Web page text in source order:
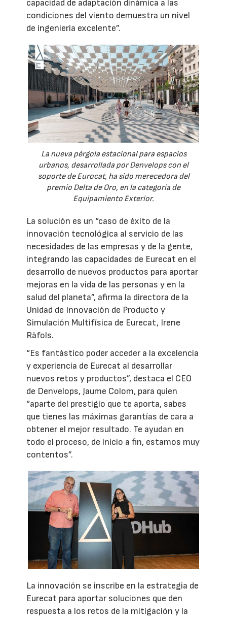
capacidad de adaptación dinámica a las
condiciones del viento demuestra un nivel
de ingeniería excelente”.
La nueva pérgola estacional para espacios
urbanos, desarrollada por Denvelops con el
soporte de Eurocat, ha sido merecedora del
premio Delta de Oro, en la categoría de
Equipamiento Exterior.
La solución es un “caso de éxito de la
innovación tecnológica al servicio de las
necesidades de las empresas y de la gente,
integrando las capacidades de Eurecat en el
desarrollo de nuevos productos para aportar
mejoras en la vida de las personas y en la
salud del planeta”, afirma la directora de la
Unidad de Innovación de Producto y
Simulación Multifísica de Eurecat, Irene
Ràfols.
“Es fantástico poder acceder a la excelencia
y experiencia de Eurecat al desarrollar
nuevos retos y productos”, destaca el CEO
de Denvelops, Jaume Colom, para quien
“aparte del prestigio que te aporta, sabes
que tienes las máximas garantías de cara a
obtener el mejor resultado. Te ayudan en
todo el proceso, de inicio a fin, estamos muy
contentos”.
La innovación se inscribe en la estrategia de
Eurecat para aportar soluciones que den
respuesta a los retos de la mitigación y la